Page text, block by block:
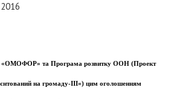
«ОМОФОР» та Програма розвитку ООН (Проект
на громаду-ІІІ») цим оголошенням